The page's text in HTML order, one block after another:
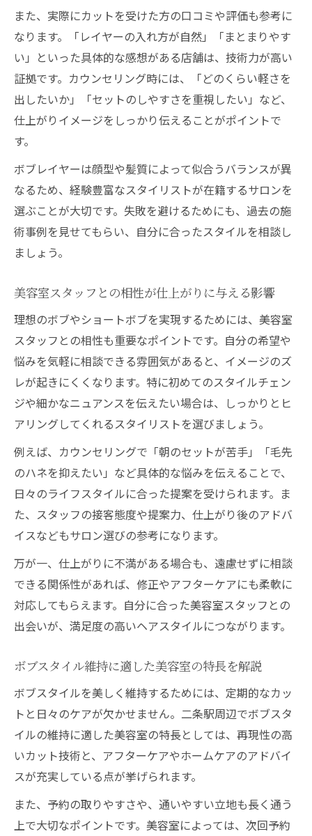
また、実際にカットを受けた方の口コミや評価も参考に
なります。「レイヤーの入れ方が自然」「まとまりやす
い」といった具体的な感想がある店舗は、技術力が高い
証拠です。カウンセリング時には、「どのくらい軽さを
出したいか」「セットのしやすさを重視したい」など、
仕上がりイメージをしっかり伝えることがポイントで
す。
ボブレイヤーは顔型や髪質によって似合うバランスが異
なるため、経験豊富なスタイリストが在籍するサロンを
選ぶことが大切です。失敗を避けるためにも、過去の施
術事例を見せてもらい、自分に合ったスタイルを相談し
ましょう。
美容室スタッフとの相性が仕上がりに与える影響
理想のボブやショートボブを実現するためには、美容室
スタッフとの相性も重要なポイントです。自分の希望や
悩みを気軽に相談できる雰囲気があると、イメージのズ
レが起きにくくなります。特に初めてのスタイルチェン
ジや細かなニュアンスを伝えたい場合は、しっかりとヒ
アリングしてくれるスタイリストを選びましょう。
例えば、カウンセリングで「朝のセットが苦手」「毛先
のハネを抑えたい」など具体的な悩みを伝えることで、
日々のライフスタイルに合った提案を受けられます。ま
た、スタッフの接客態度や提案力、仕上がり後のアドバ
イスなどもサロン選びの参考になります。
万が一、仕上がりに不満がある場合も、遠慮せずに相談
できる関係性があれば、修正やアフターケアにも柔軟に
対応してもらえます。自分に合った美容室スタッフとの
出会いが、満足度の高いヘアスタイルにつながります。
ボブスタイル維持に適した美容室の特長を解説
ボブスタイルを美しく維持するためには、定期的なカッ
トと日々のケアが欠かせません。二条駅周辺でボブスタ
イルの維持に適した美容室の特長としては、再現性の高
いカット技術と、アフターケアやホームケアのアドバイ
スが充実している点が挙げられます。
また、予約の取りやすさや、通いやすい立地も長く通う
上で大切なポイントです。美容室によっては、次回予約